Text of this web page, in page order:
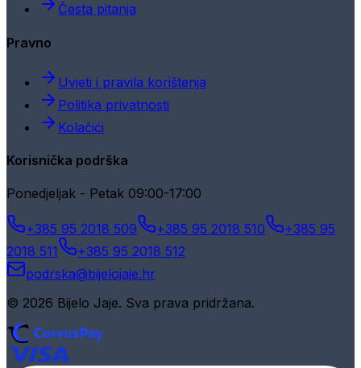
Česta pitanja
Pravno
Uvjeti i pravila korištenja
Politika privatnosti
Kolačići
Korisnička podrška
Ponedjeljak - Petak 09:00-17:00
+385 95 2018 509 +385 95 2018 510
+385 95
2018 511
+385 95 2018 512
podrska@bijelojaje.hr
© 2026 Bijelo Jaje. Sva prava pridržana.